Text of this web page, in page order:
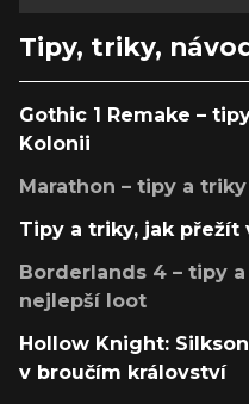
Tipy, triky,
Gothic 1 Remake –
Kolonii
Marathon – tipy a
Tipy a triky, jak přežít
Borderlands 4 – tipy
nejlepší loot
Hollow Knight:
v broučím království